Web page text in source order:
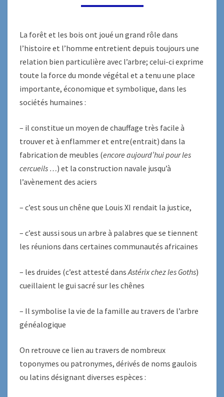
REMARQUABLES
La forêt et les bois ont joué un grand rôle dans
l’histoire et l’homme entretient depuis toujours une
relation bien particulière avec l’arbre; celui-ci exprime
toute la force du monde végétal et a tenu une place
importante, économique et symbolique, dans les
sociétés humaines :
– il constitue un moyen de chauffage très facile à
trouver et à enflammer et entre(entrait) dans la
fabrication de meubles (encore aujourd’hui pour les
cercueils …) et la construction navale jusqu’à
l’avènement des aciers
– c’est sous un chêne que Louis XI rendait la justice,
– c’est aussi sous un arbre à palabres que se tiennent
les réunions dans certaines communautés africaines
– les druides (c’est attesté dansAstérix chez les Goths)
cueillaient le gui sacré sur les chênes
– Il symbolise la vie de la famille au travers de l’arbre
généalogique
On retrouve ce lien au travers de nombreux
toponymes ou patronymes, dérivés de noms gaulois
ou latins désignant diverses espèces :